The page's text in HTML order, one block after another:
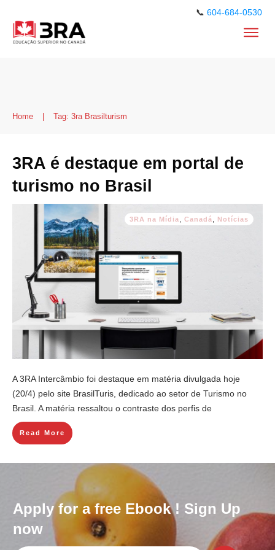
📞 604-684-0530
Home | Tag: 3ra Brasilturism
3RA é destaque em portal de
turismo no Brasil
3RA na Mídia Canadá Notícias
A 3RA Intercâmbio foi destaque em matéria divulgada hoje
(20/4) pelo site BrasilTuris, dedicado ao setor de Turismo no
Brasil. A matéria ressaltou o contraste dos perfis de
Read More
Apply for a free Ebook ! Sign Up
now